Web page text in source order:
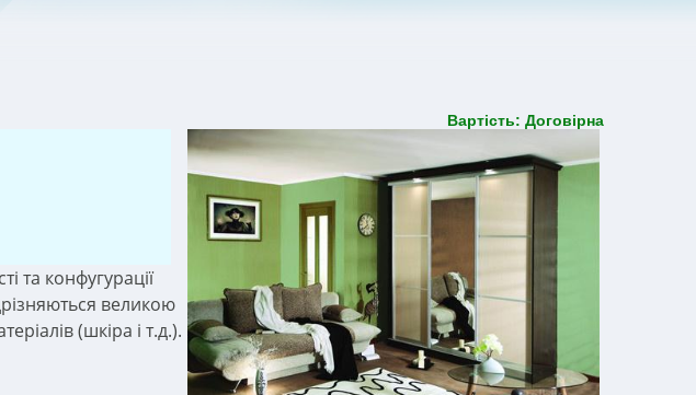
Вартість: Договірна
та конфугурації
великою
(шкіра і т.д.).